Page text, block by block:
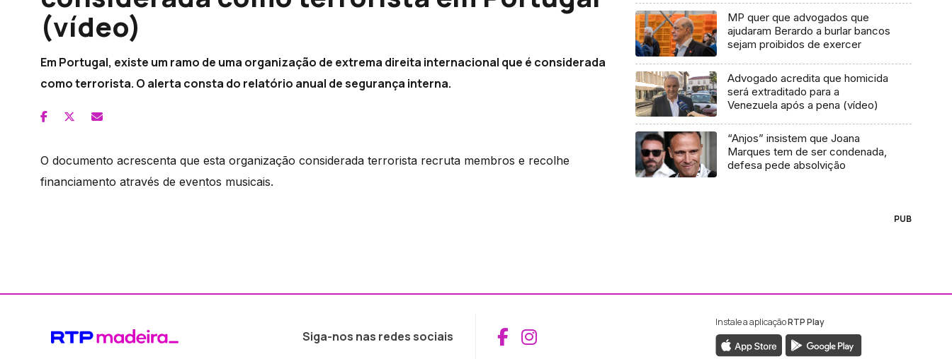
(vídeo)
Em Portugal, existe um ramo de uma organização de extrema direita internacional que é considerada
como terrorista. O alerta consta do relatório anual de segurança interna.
O documento acrescenta que esta organização considerada terrorista recruta membros e recolhe
financiamento através de eventos musicais.
MP quer que advogados que
ajudaram Berardo a burlar bancos
sejam proibidos de exercer
Advogado acredita que homicida
será extraditado para a
Venezuela após a pena (vídeo)
“Anjos” insistem que Joana
Marques tem de ser condenada,
defesa pede absolvição
PUB
Siga-nos nas redes sociais Aceder ao Facebook da RTP Madeira
Aceder ao Instagram da RTP Madeira
Instale a aplicaçãoRTP Play